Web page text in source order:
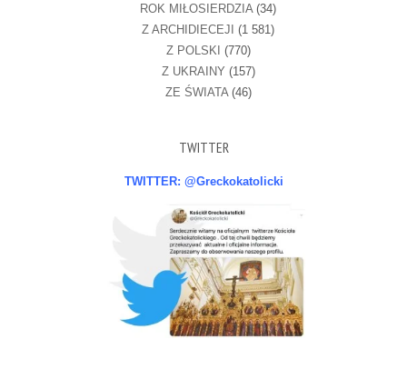
ROK MIŁOSIERDZIA (34)
Z ARCHIDIECEJI (1 581)
Z POLSKI (770)
Z UKRAINY (157)
ZE ŚWIATA(46)
TWITTER
TWITTER: @Greckokatolicki